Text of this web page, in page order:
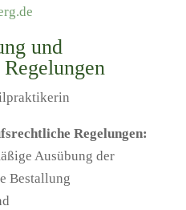
und
Regelungen:
Ausübung der
Bestallung